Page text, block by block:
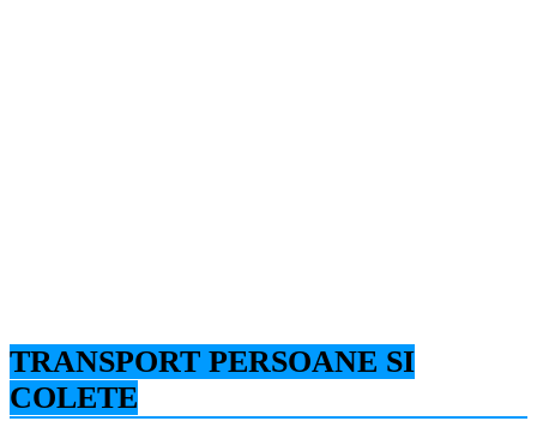
TRANSPORT PERSOANE SI
COLETE